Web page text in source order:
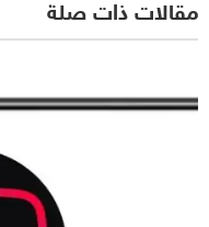
مقالات ذات صلة